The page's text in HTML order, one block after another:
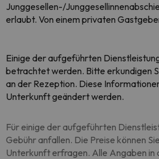
Junggesellen-/
erlaubt. Von einem privaten
Einige der aufgeführten
betrachtet werden. Bitte erkundigen
an der Rezeption. Diese
Unterkunft geändert werden.
Für einige der aufgeführten
Gebühr anfallen. Die Preise können
Unterkunft erfragen. Alle Angaben in